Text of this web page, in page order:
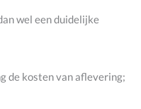
wel een duidelijke
de kosten van aflevering;